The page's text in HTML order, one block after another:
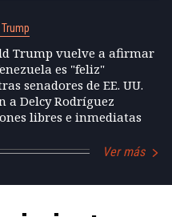
Trump vuelve a afirmar
es "feliz"
senadores de EE. UU.
a Delcy Rodríguez
libres e inmediatas
Ver más